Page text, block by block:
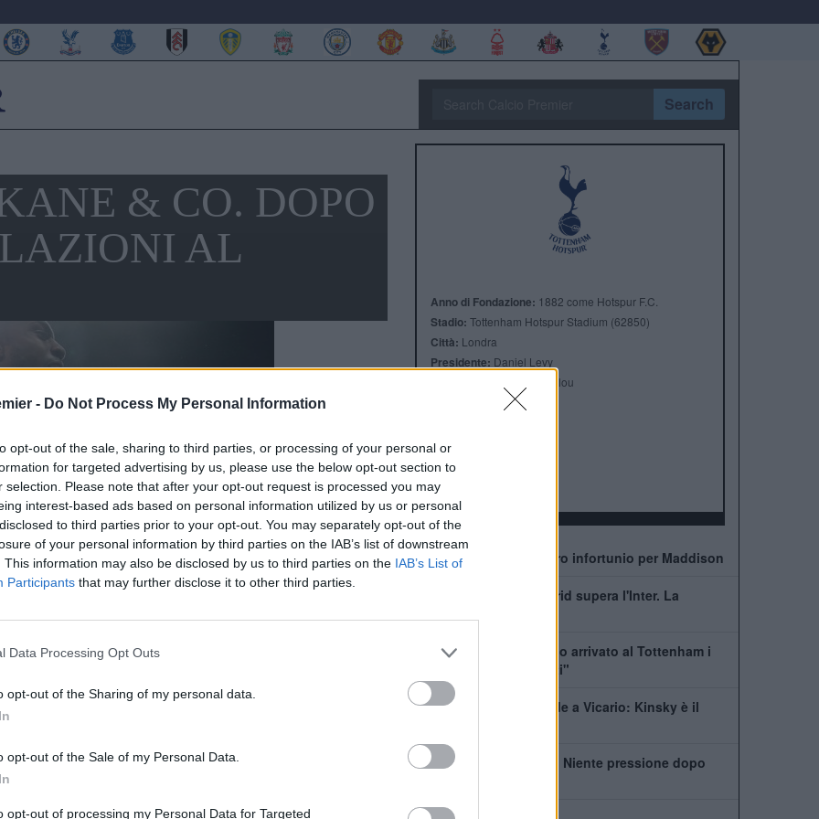
- Do Not Process My Personal Information
opt-out of the sale, sharing to third parties, or processing of your personal or
for targeted advertising by us, please use the below opt-out section to
selection. Please note that after your opt-out request is processed you may
interest-based ads based on personal information utilized by us or personal
to third parties prior to your opt-out. You may separately opt-out of the
of your personal information by third parties on the IAB’s list of downstream
This information may also be disclosed by us to third parties on the IAB’s List of
Participants that may further disclose it to other third parties.
Data Processing Opt Outs
opt-out of the Sharing of my personal data.
opt-out of the Sale of my Personal Data.
opt-out of processing my Personal Data for Targeted
Search
& CO. DOPO
AL
del Leicester , una frase semplice, con un retrogusto
al club londinese: “Congratulations to Leicester on
Anno di Fondazione: 1882 come Hotspur F.C.
Stadio: Tottenham Hotspur Stadium (62850)
Città: Londra
Presidente: Daniel Levy
Ange Postecoglou
FA Cup:
League Cup:
FA Community Shield:
Allarme Tottenham: altro infortunio per Maddison
Romero, l'Atletico Madrid supera l'Inter. La
De Zerbi: "Quando sono arrivato al Tottenham i
giocatori erano distrutti"
Tottenham, che succede a Vicario: Kinsky è il
De Zerbi: "Kulusevski? Niente pressione dopo